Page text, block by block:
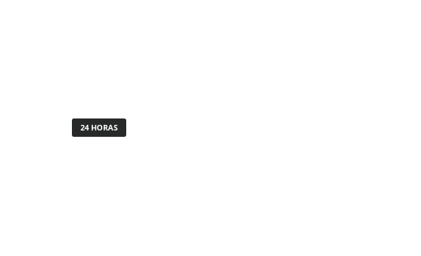
24 HORAS